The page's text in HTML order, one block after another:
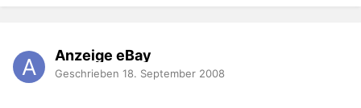
Anzeige eBay
Geschrieben 18. September 2008